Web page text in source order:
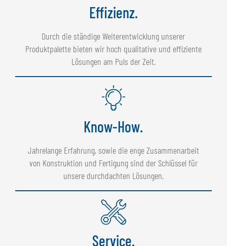
Effizienz.
Durch die ständige Weiterentwicklung unserer
Produktpalette bieten wir hoch qualitative und effiziente
Lösungen am Puls der Zeit.
Know-How.
Jahrelange Erfahrung, sowie die enge Zusammenarbeit
von Konstruktion und Fertigung sind der Schlüssel für
unsere durchdachten Lösungen.
Service.